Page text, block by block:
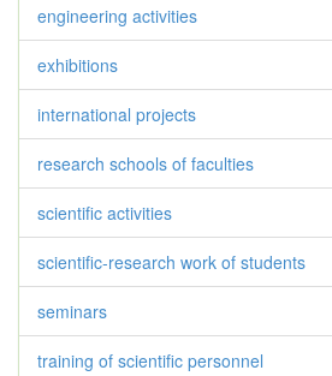
engineering activities
exhibitions
international projects
research schools of faculties
scientific activities
scientific-research work of students
seminars
training of scientific personnel